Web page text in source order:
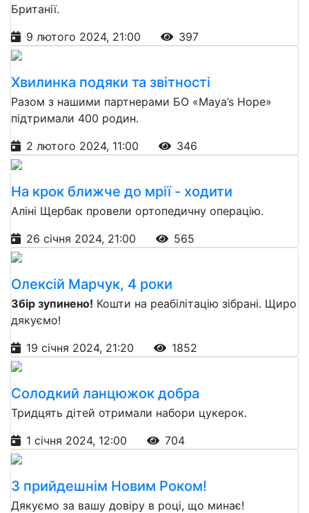
Британії.
9 лютого 2024, 21:00
397
Хвилинка подяки та звітності
Разом з нашими партнерами БО «Maya’s Hope»
підтримали 400 родин.
2 лютого 2024, 11:00
346
На крок ближче до мрії - ходити
Аліні Щербак провели ортопедичну операцію.
26 січня 2024, 21:00
565
Олексій Марчук, 4 роки
Збір зупинено! Кошти на реабілітацію зібрані. Щиро
дякуємо!
19 січня 2024, 21:20
1852
Солодкий ланцюжок добра
Тридцять дітей отримали набори цукерок.
1 січня 2024, 12:00
704
З прийдешнім Новим Роком!
Дякуємо за вашу довіру в році, що минає!